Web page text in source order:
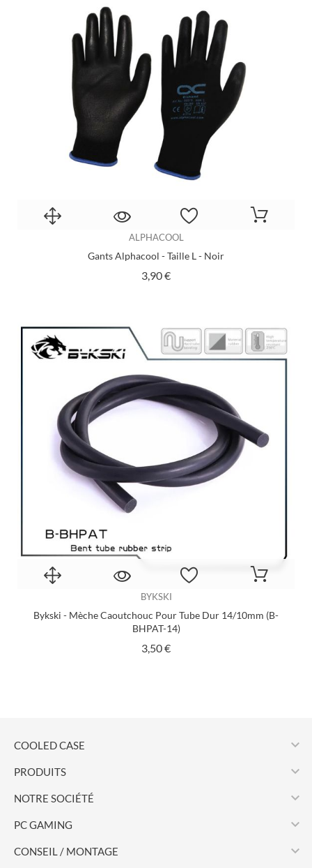
ALPHACOOL
Gants Alphacool - Taille L - Noir
3,90 €Prix
BYKSKI
Bykski - Mèche Caoutchouc Pour Tube Dur 14/10mm (B-
BHPAT-14)
3,50 €Prix
COOLED CASE 
PRODUITS 
NOTRE SOCIÉTÉ 
PC GAMING 
CONSEIL / MONTAGE 